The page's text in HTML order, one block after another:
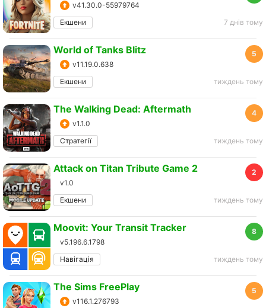
v41.30.0-55979764
Екшени
7 днів тому
5
World of Tanks Blitz
v11.19.0.638
Екшени
тиждень тому
4
The Walking Dead: Aftermath
v1.1.0
Стратегії
тиждень тому
2
Attack on Titan Tribute Game 2
v1.0
Екшени
тиждень тому
8
Moovit: Your Transit Tracker
v5.196.6.1798
Навігація
тиждень тому
5
The Sims FreePlay
v116.1.276793